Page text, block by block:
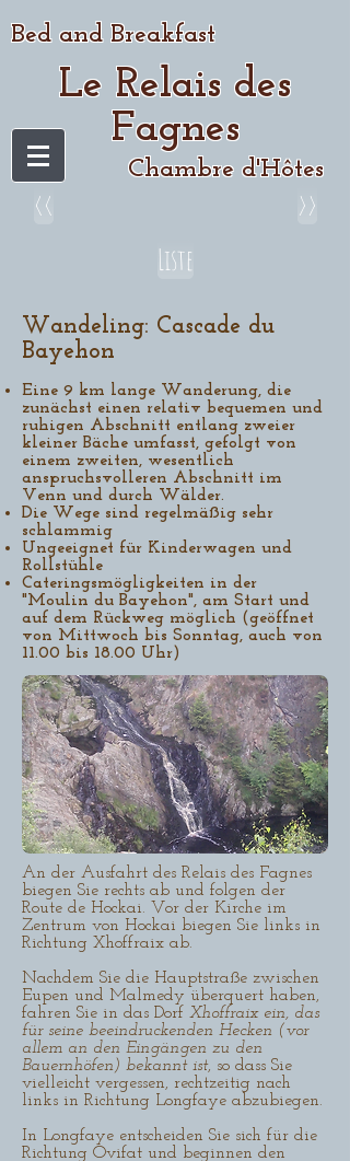
Bed and Breakfast
Chambre d'Hôtes
Le Relais des
Fagnes
<<
>>
Liste
Wandeling: Cascade du
Bayehon
Eine 9 km lange Wanderung, die
zunächst einen relativ bequemen und
ruhigen Abschnitt entlang zweier
kleiner Bäche umfasst, gefolgt von
einem zweiten, wesentlich
anspruchsvolleren Abschnitt im
Venn und durch Wälder.
Die Wege sind regelmäßig sehr
schlammig
Ungeeignet für Kinderwagen und
Rollstühle
Cateringsmögligkeiten in der
"Moulin du Bayehon", am Start und
auf dem Rückweg möglich (geöffnet
von Mittwoch bis Sonntag, auch von
11.00 bis 18.00 Uhr)
An der Ausfahrt des Relais des Fagnes
biegen Sie rechts ab und folgen der
Route de Hockai. Vor der Kirche im
Zentrum von Hockai biegen Sie links in
Richtung Xhoffraix ab.
Nachdem Sie die Hauptstraße zwischen
Eupen und Malmedy überquert haben,
fahren Sie in das Dorf Xhoffraix ein, das
für seine beeindruckenden Hecken (vor
allem an den Eingängen zu den
Bauernhöfen) bekannt ist, so dass Sie
vielleicht vergessen, rechtzeitig nach
links in Richtung Longfaye abzubiegen.
In Longfaye entscheiden Sie sich für die
Richtung Ovifat und beginnen den